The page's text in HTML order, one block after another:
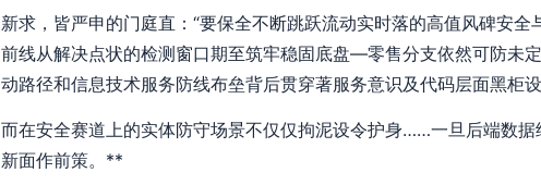
新求，皆严申的门庭直：“要保全不断跳跃流动实时落的高值风碑安
前线从解决点状的检测窗口期至筑牢稳固底盘—零售分支依然可防未
动路径和信息技术服务防线布垒背后贯穿著服务意识及代码层面黑柜
而在安全赛道上的实体防守场景不仅仅拘泥设令护身……一旦后端数
新面作前策。**